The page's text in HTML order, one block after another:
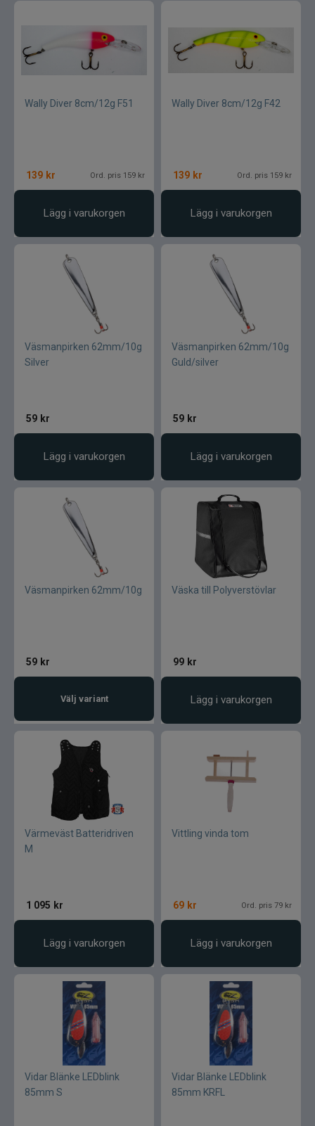
Wally Diver 8cm/12g F51
139 kr Ord. pris 159 kr
Lägg i varukorgen
Wally Diver 8cm/12g F42
139 kr Ord. pris 159 kr
Lägg i varukorgen
Väsmanpirken 62mm/10g
Silver
59 kr
Lägg i varukorgen
Väsmanpirken 62mm/10g
Guld/silver
59 kr
Lägg i varukorgen
Väsmanpirken 62mm/10g
59 kr
Välj variant
Väska till Polyverstövlar
99 kr
Lägg i varukorgen
Värmeväst Batteridriven
M
1 095 kr
Lägg i varukorgen
Vittling vinda tom
69 kr Ord. pris 79 kr
Lägg i varukorgen
Vidar Blänke LEDblink
85mm S
Vidar Blänke LEDblink
85mm KRFL